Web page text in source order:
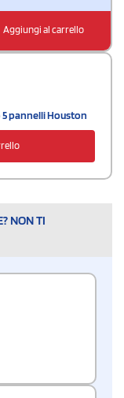
Aggiungi al carrello
pannelli Houston
NON TI